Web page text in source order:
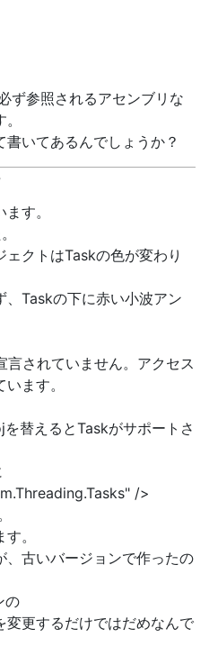
ず参照されるアセンブリな
いてあるんでしょうか？
す。
クトはTaskの色が変わり
Taskの下に赤い小波アン
されていません。アクセス
ます。
替えるとTaskがサポートさ
/>
。
古いバージョンで作ったの
の
変更するだけではだめなんで